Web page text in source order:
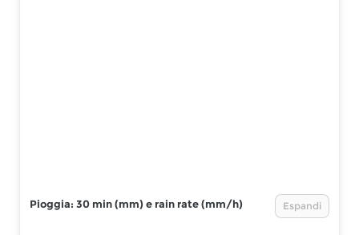
Pioggia: 30 min (mm) e rain rate (mm/h) Espandi